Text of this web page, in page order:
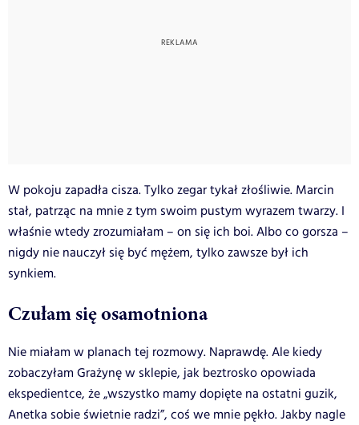
W pokoju zapadła cisza. Tylko zegar tykał złośliwie. Marcin
stał, patrząc na mnie z tym swoim pustym wyrazem twarzy. I
właśnie wtedy zrozumiałam – on się ich boi. Albo co gorsza –
nigdy nie nauczył się być mężem, tylko zawsze był ich
synkiem.
Czułam się osamotniona
Nie miałam w planach tej rozmowy. Naprawdę. Ale kiedy
zobaczyłam Grażynę w sklepie, jak beztrosko opowiada
ekspedientce, że „wszystko mamy dopięte na ostatni guzik,
Anetka sobie świetnie radzi”, coś we mnie pękło. Jakby nagle